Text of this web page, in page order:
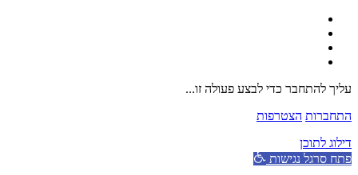
עליך להתחבר כדי לבצע פעולה זו...
התחברות הצטרפות
דילוג לתוכן
פתח סרגל נגישות